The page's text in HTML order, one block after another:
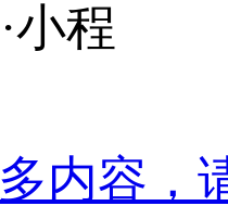
内容，